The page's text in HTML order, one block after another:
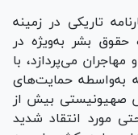
تاریکی در زمینه
بشر به‌ویژه در
می‌پردازد، با
به‌واسطه حمایت‌های
صهیونیستی بیش از
مورد انتقاد شدید